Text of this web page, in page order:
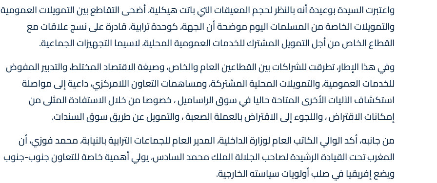
واعتبرت السيدة بوعيدة أنه بالنظر لحجم المعيقات التي باتت هيكلية، أضحى التقاطع بين التمويلات العمومية
والتمويلات الخاصة من المسلمات اليوم موضحة أن الجهة، كوحدة ترابية، قادرة على نسج علاقات مع
القطاع الخاص من أجل التمويل المشترك للخدمات العمومية المحلية، لاسيما التجهيزات الجماعية.
وفي هذا الإطار، تطرقت للشراكات بين القطاعين العام والخاص، وصيغة الاقتصاد المختلط، والتدبير المفوض
للخدمات العمومية، والتمويلات المحلية المشتركة، ومساهمات التعاون اللامركزي، داعية إلى مواصلة
استكشاف الآليات الأخرى المتاحة حاليا في سوق الراساميل ، خصوصا من خلال الاستفادة المثلى من
إمكانات الاقتراض ، واللجوء إلى الاقتراض بالعملة الصعبة ، والتمويل عن طريق سوق السندات.
من جانبه، أكد الوالي الكاتب العام لوزارة الداخلية، المدير العام للجماعات الترابية بالنيابة، محمد فوزي، أن
المغرب تحت القيادة الرشيدة لصاحب الجلالة الملك محمد السادس، يولي أهمية خاصة للتعاون جنوب-جنوب
ويضع إفريقيا في صلب أولويات سياسته الخارجية.